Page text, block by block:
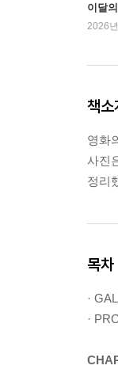
이달
2026
책소
영화
사진
정리
목차
·
·